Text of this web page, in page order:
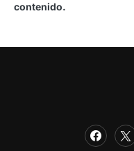
contenido.